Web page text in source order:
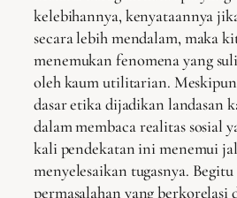
kelebihannya, kenyataannya
secara lebih mendalam, maka
menemukan fenomena yang
oleh kaum utilitarian.
dasar etika dijadikan landasan
dalam membaca realitas sosial
kali pendekatan ini menemui
menyelesaikan tugasnya.
permasalahan yang berkorelasi